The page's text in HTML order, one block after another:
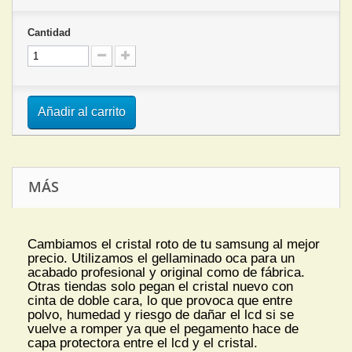
Cantidad
Añadir al carrito
MÁS
Cambiamos el cristal roto de tu samsung al mejor
precio. Utilizamos el gellaminado oca para un
acabado profesional y original como de fábrica.
Otras tiendas solo pegan el cristal nuevo con
cinta de doble cara, lo que provoca que entre
polvo, humedad y riesgo de dañar el lcd si se
vuelve a romper ya que el pegamento hace de
capa protectora entre el lcd y el cristal.